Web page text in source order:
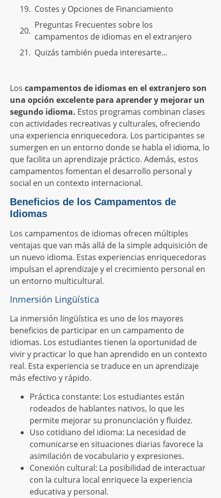
Costes y Opciones de Financiamiento
Preguntas Frecuentes sobre los
campamentos de idiomas en el extranjero
Quizás también pueda interesarte...
Los campamentos de idiomas en el extranjero son
una opción excelente para aprender y mejorar un
segundo idioma. Estos programas combinan clases
con actividades recreativas y culturales, ofreciendo
una experiencia enriquecedora. Los participantes se
sumergen en un entorno donde se habla el idioma, lo
que facilita un aprendizaje práctico. Además, estos
campamentos fomentan el desarrollo personal y
social en un contexto internacional.
Beneficios de los Campamentos de
Idiomas
Los campamentos de idiomas ofrecen múltiples
ventajas que van más allá de la simple adquisición de
un nuevo idioma. Estas experiencias enriquecedoras
impulsan el aprendizaje y el crecimiento personal en
un entorno multicultural.
Inmersión Lingüística
La inmersión lingüística es uno de los mayores
beneficios de participar en un campamento de
idiomas. Los estudiantes tienen la oportunidad de
vivir y practicar lo que han aprendido en un contexto
real. Esta experiencia se traduce en un aprendizaje
más efectivo y rápido.
Práctica constante: Los estudiantes están
rodeados de hablantes nativos, lo que les
permite mejorar su pronunciación y fluidez.
Uso cotidiano del idioma: La necesidad de
comunicarse en situaciones diarias favorece la
asimilación de vocabulario y expresiones.
Conexión cultural: La posibilidad de interactuar
con la cultura local enriquece la experiencia
educativa y personal.